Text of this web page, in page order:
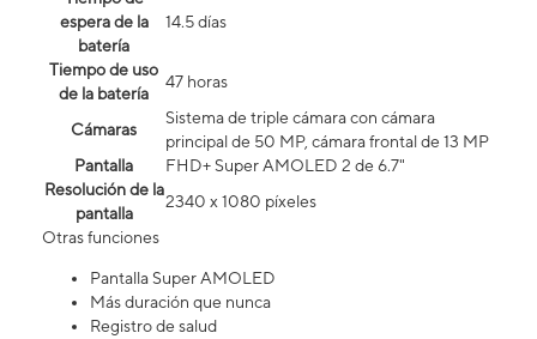
espera de la
batería
14.5 días
Tiempo de uso
de la batería
47 horas
Cámaras
Sistema de triple cámara con cámara
principal de 50 MP, cámara frontal de 13 MP
Pantalla
FHD+ Super AMOLED 2 de 6.7"
Resolución de la
pantalla
2340 x 1080 píxeles
Otras funciones
Pantalla Super AMOLED
Más duración que nunca
Registro de salud